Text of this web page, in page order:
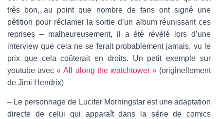
très bon, au point que nombre de fans ont signé une
pétition pour réclamer la sortie d’un album réunissant ces
reprises – malheureusement, il a été révélé lors d’une
interview que cela ne se ferait probablement jamais, vu le
prix que cela coûterait en droits. Un petit exemple sur
youtube avec« All along the watchtower »(originellement
de Jimi Hendrix)
– Le personnage de Lucifer Morningstar est une adaptation
directe de celui qui apparaît dans la série de comics